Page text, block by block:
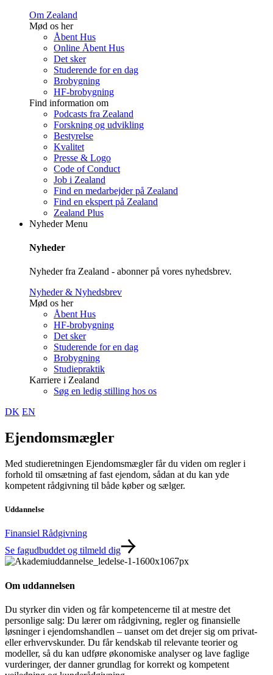
Om Zealand
Mød os her
Åbent Hus
Online Åbent Hus
Det sker
Studerende for en dag
Brobygning
HF-brobygning
Find information om
Podcasts fra Zealand
Forskning og udvikling
Bestyrelse
Kvalitet
Presse & Logo
Code of Conduct
Job i Zealand
Find en medarbejder på Zealand
Find en ekspert på Zealand
Zealand Plus
Nyheder Menu
Nyheder
Nyheder fra Zealand - abonner på vores nyhedsbrev.
Nyheder & Nyhedsbrev
Mød os her
Åbent Hus
HF-brobygning
Det sker
Studerende for en dag
Brobygning
Studiepraktik
Karriere i Zealand
Søg en ledig stilling hos os
DK EN
Ejendomsmægler
Med studieretningen Ejendomsmægler får du viden om regler i
forhold til omsætning af fast ejendom, sådan at du kan yde
kompetent rådgivning til både køber og sælger.
Uddannelse
Finansiel Rådgivning
Se fagudbuddet og tilmeld dig
Om uddannelsen
Du styrker din viden og får kompetencerne til at mestre det
personlige salg: Du lærer om rådgivning, regler og finansielle
løsninger i ejendomshandlen – uanset om det drejer sig om privat-
eller erhvervskunder. Du får kendskab til relevante teorier og
modeller, så du kan udføre økonomiske analyser og lave faglige
vurderinger, der danner grundlag for korrekt og kompetent